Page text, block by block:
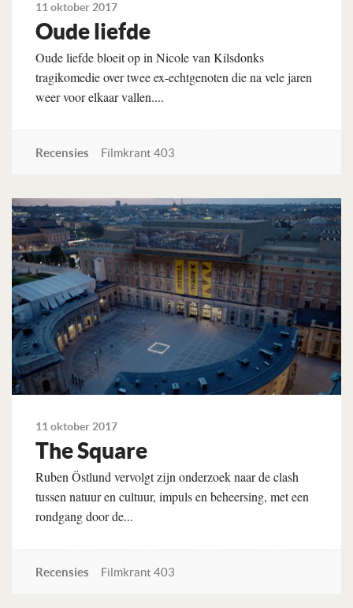
11 oktober 2017
Oude liefde
Oude liefde bloeit op in Nicole van Kilsdonks
tragikomedie over twee ex-echtgenoten die na vele jaren
weer voor elkaar vallen....
Recensies Filmkrant 403
Lees verder
11 oktober 2017
The Square
Ruben Östlund vervolgt zijn onderzoek naar de clash
tussen natuur en cultuur, impuls en beheersing, met een
rondgang door de...
Recensies Filmkrant 403